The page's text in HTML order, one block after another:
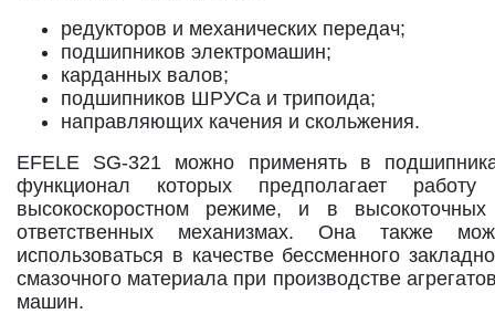
редукторов и механических передач;
подшипников электромашин;
карданных валов;
подшипников ШРУСа и трипоида;
направляющих качения и скольжения.
EFELE SG-321 можно применять в
функционал которых предполагает
высокоскоростном режиме, и в
ответственных механизмах. Она также
использоваться в качестве бессменного
смазочного материала при производстве
машин.